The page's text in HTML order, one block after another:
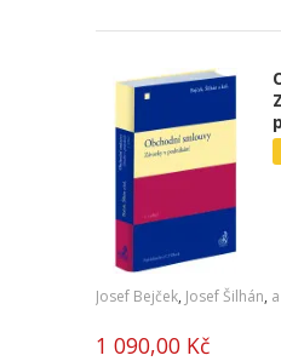
Josef Bejček, Josef Šilhán,
1 090,00 Kč